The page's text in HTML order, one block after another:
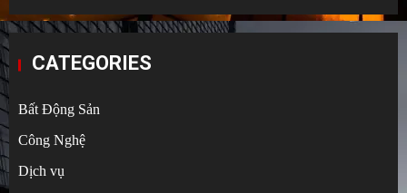
CATEGORIES
Bất Động Sản
Công Nghệ
Dịch vụ